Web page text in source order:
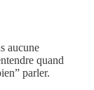
aucune
quand
parler.